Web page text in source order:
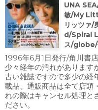
UNA
敏/My
リッツァ
d/Spiral
ス/globe/
1996年6月1日発行/角川書
少々経年の汚れがあります
古い雑誌ですので多少の経
載品、通販商品は全て店頭
れの際はキャンセル処理と
ださい。